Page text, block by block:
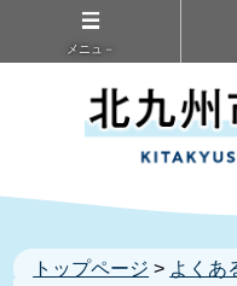
メニュ－
トップページ > よくあ